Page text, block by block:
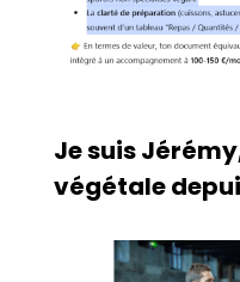
Je suis
végétale